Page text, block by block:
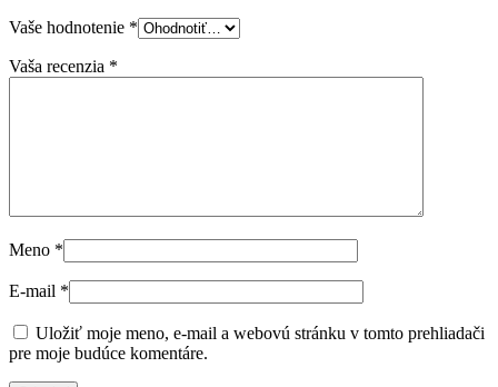
Vaše hodnotenie *
Vaša recenzia *
Meno *
E-mail *
Uložiť moje meno, e-mail a webovú stránku v tomto prehliadači
pre moje budúce komentáre.